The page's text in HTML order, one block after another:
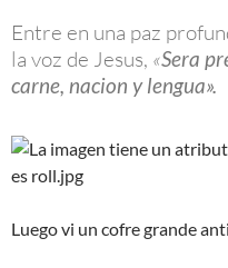
Entre en una paz
la voz de Jesus, «Sera
carne, nacion y lengua».
Luego vi un cofre grande